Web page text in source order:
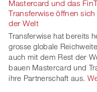
Mastercard und das
Transferwise öffnen
der Welt
Transferwise hat bereits
grosse globale
auch mit dem Rest der
bauen Mastercard und
ihre Partnerschaft aus.